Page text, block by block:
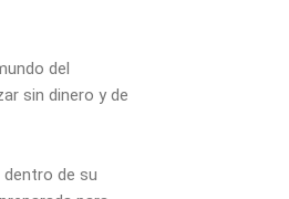
del
sin dinero y de
de su